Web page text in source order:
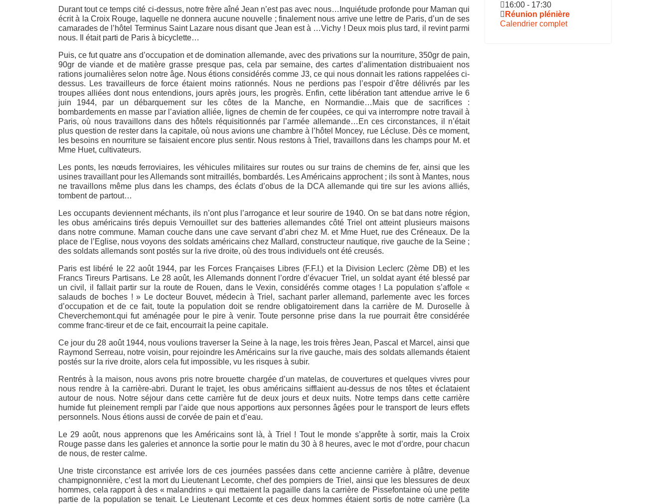
Durant tout ce temps cité ci-dessus, notre frère aîné Jean n’est pas avec nous…Inquiétude profonde pour Maman qui
écrit à la Croix Rouge, laquelle ne donnera aucune nouvelle ; finalement nous arrive une lettre de Paris, d’un de ses
camarades de l’hôtel Terminus Saint Lazare nous disant que Jean est à …Vichy ! Deux mois plus tard, il revint parmi
nous. Il était parti de Paris à bicyclette…
Puis, ce fut quatre ans d’occupation et de domination allemande, avec des privations sur la nourriture, 350gr de pain,
90gr de viande et de matière grasse presque pas, cela par semaine, des cartes d’alimentation distribuaient nos
rations journalières selon notre âge. Nous étions considérés comme J3, ce qui nous donnait les rations rappelées ci-
dessus. Les travailleurs de force étaient moins rationnés. Nous ne perdions pas l’espoir d’être délivrés par les
troupes alliées dont nous entendions, jours après jours, les progrès. Enfin, cette libération tant attendue arrive le 6
juin 1944, par un débarquement sur les côtes de la Manche, en Normandie…Mais que de sacrifices :
bombardements en masse par l’aviation alliée, lignes de chemin de fer coupées, ce qui va interrompre notre travail à
Paris, où nous travaillons dans des hôtels réquisitionnés par l’armée allemande…En ces circonstances, il n’était
plus question de rester dans la capitale, où nous avions une chambre à l’hôtel Moncey, rue Lécluse. Dès ce moment,
les besoins en nourriture se faisaient encore plus sentir. Nous restons à Triel, travaillons dans les champs pour M. et
Mme Huet, cultivateurs.
Les ponts, les nœuds ferroviaires, les véhicules militaires sur routes ou sur trains de chemins de fer, ainsi que les
usines travaillant pour les Allemands sont mitraillés, bombardés. Les Américains approchent ; ils sont à Mantes, nous
ne travaillons même plus dans les champs, des éclats d’obus de la DCA allemande qui tire sur les avions alliés,
tombent de partout…
Les occupants deviennent méchants, ils n’ont plus l’arrogance et leur sourire de 1940. On se bat dans notre région,
les obus américains tirés depuis Vernouillet sur des batteries allemandes côté Triel ont atteint plusieurs maisons
dans notre commune. Maman couche dans une cave servant d’abri chez M. et Mme Huet, rue des Créneaux. De la
place de l’Eglise, nous voyons des soldats américains chez Mallard, constructeur nautique, rive gauche de la Seine ;
des soldats allemands sont postés sur la rive droite, où des trous individuels ont été creusés.
Paris est libéré le 22 août 1944, par les Forces Françaises Libres (F.F.I.) et la Division Leclerc (2ème DB) et les
Francs Tireurs Partisans. Le 28 août, les Allemands donnent l’ordre d’évacuer Triel, un soldat ayant été blessé par
un civil, il fallait partir sur la route de Rouen, dans le Vexin, considérés comme otages ! La population s’affole «
salauds de boches ! » Le docteur Bouvet, médecin à Triel, sachant parler allemand, parlemente avec les forces
d’occupation et de ce fait, toute la population doit se rendre obligatoirement dans la carrière de M. Duroselle à
Cheverchemont.qui fut aménagée pour le pire à venir. Toute personne prise dans la rue pourrait être considérée
comme franc-tireur et de ce fait, encourrait la peine capitale.
Ce jour du 28 août 1944, nous voulions traverser la Seine à la nage, les trois frères Jean, Pascal et Marcel, ainsi que
Raymond Serreau, notre voisin, pour rejoindre les Américains sur la rive gauche, mais des soldats allemands étaient
postés sur la rive droite, alors cela fut impossible, vu les risques à subir.
Rentrés à la maison, nous avons pris notre brouette chargée d’un matelas, de couvertures et quelques vivres pour
nous rendre à la carrière-abri. Durant le trajet, les obus américains sifflaient au-dessus de nos têtes et éclataient
autour de nous. Notre séjour dans cette carrière fut de deux jours et deux nuits. Notre temps dans cette carrière
humide fut pleinement rempli par l’aide que nous apportions aux personnes âgées pour le transport de leurs effets
personnels. Nous étions aussi de corvée de pain et d’eau.
Le 29 août, nous apprenons que les Américains sont là, à Triel ! Tout le monde s’apprête à sortir, mais la Croix
Rouge passe dans les galeries et annonce la sortie pour le matin du 30 à 8 heures, avec le mot d’ordre, pour chacun
de nous, de rester calme.
Une triste circonstance est arrivée lors de ces journées passées dans cette ancienne carrière à plâtre, devenue
champignonnière, c’est la mort du Lieutenant Lecomte, chef des pompiers de Triel, ainsi que les blessures de deux
hommes, cela rapport à des « malandrins » qui mettaient la pagaille dans la carrière de Pissefontaine où une petite
partie de la population se tenait. Le Lieutenant Lecomte et ces deux hommes étaient sortis de notre carrière (La
16:00 - 17:30
Réunion plénière
Calendrier complet